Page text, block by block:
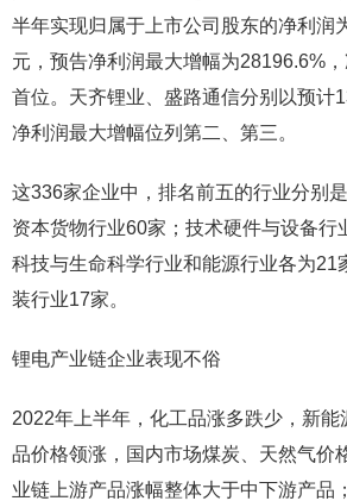
半年实现归属于上市公司股东的净利润
元，预告净利润最大增幅为28196.6%
首位。天齐锂业、盛路通信分别以预计
净利润最大增幅位列第二、第三。
这336家企业中，排名前五的行业分别
资本货物行业60家；技术硬件与设备行
科技与生命科学行业和能源行业各为21
装行业17家。
锂电产业链企业表现不俗
2022年上半年，化工品涨多跌少，新
品价格领涨，国内市场煤炭、天然气价
业链上游产品涨幅整体大于中下游产品